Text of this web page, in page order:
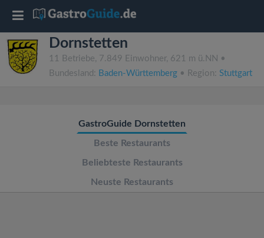
Dornstetten
11 Betriebe, 7.849 Einwohner, 621 m ü.NN •
Bundesland: Baden-Württemberg • Region: Stuttgart
GastroGuide Dornstetten
Beste Restaurants
Beliebteste Restaurants
Neuste Restaurants
T
o